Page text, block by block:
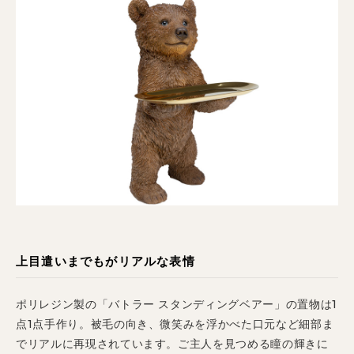
上目遣いまでもがリアルな表情
ポリレジン製の「バトラー スタンディングベアー」の置物は1
点1点手作り。被毛の向き、微笑みを浮かべた口元など細部ま
でリアルに再現されています。ご主人を見つめる瞳の輝きに